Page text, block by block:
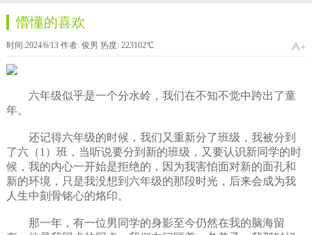
懵懂的喜欢
时间:2024/6/13 作者: 俊男 热度: 223102℃
六年级似乎是一个分水岭，我们在不知不觉中跨出了童
年。
还记得六年级的时候，我们又重新分了班级，我被分到
了六（1）班，当听说要分到新的班级，又要认识新同学的时
候，我的内心一开始是拒绝的，因为我害怕面对新的面孔和
新的环境，只是我没想到六年级的那段时光，后来会成为我
人生中刻骨铭心的烙印。
那一年，有一位男同学的身影至今仍然在我的脑海留